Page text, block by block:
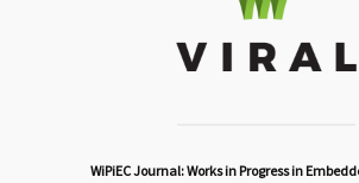
WiPiEC Journal: Works in Progress in